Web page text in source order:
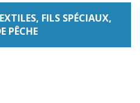
FILS SPÉCIAUX,
PÊCHE